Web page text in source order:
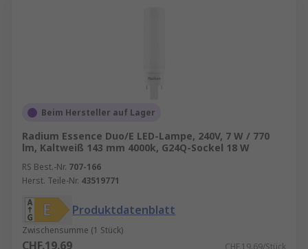
Beim Hersteller auf Lager
Radium Essence Duo/E LED-Lampe, 240V, 7 W / 770
lm, Kaltweiß 143 mm 4000k, G24Q-Sockel 18 W
RS Best.-Nr. 707-166
Herst. Teile-Nr. 43519771
Produktdatenblatt
Zwischensumme (1 Stück)
CHF.19.69 CHF.19.69/Stück